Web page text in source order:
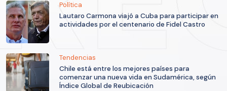
Política
Lautaro Carmona viajó a Cuba para participar en
actividades por el centenario de Fidel Castro
Tendencias
Chile está entre los mejores países para
comenzar una nueva vida en Sudamérica, según
Índice Global de Reubicación